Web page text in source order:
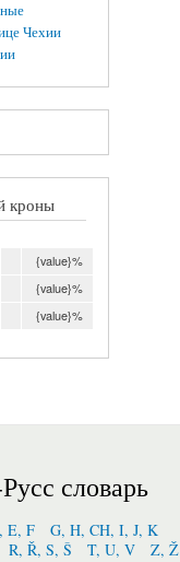
Чехии
кроны
{value}%
{value}%
{value}%
словарь
E, F
G, H, CH, I, J, K
R, Ř, S, Š T, U, V Z, Ž